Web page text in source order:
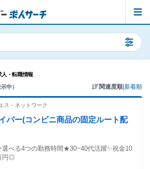
人・転職情報
中） 関連度順 新着順
ス・ネットワーク
バー(コンビニ商品の固定ルート配
べる4つの勤務時間★30~40代活躍✨祝金10
円◎